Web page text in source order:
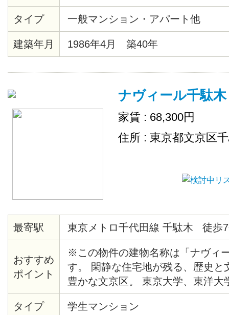
末広町駅まで4分、千代田線湯島
エクスプレス、JR総武線秋葉原駅
タイプ 一般マンション・アパート他
建築年月 1986年4月 築40年
ナヴィール千駄木
家賃 : 68,300円
住所 : 東京都文京区
最寄駅 東京メトロ千代田線 千駄木 徒歩
おすすめ
ポイント
※この物件の建物名称は「ナヴィ
す。 閑静な住宅地が残る、歴史と
豊かな文京区。 東京大学、東洋大
手線も自転車圏内の人気エリアで
めのシンクに、その横にはまな板
タイプ 学生マンション